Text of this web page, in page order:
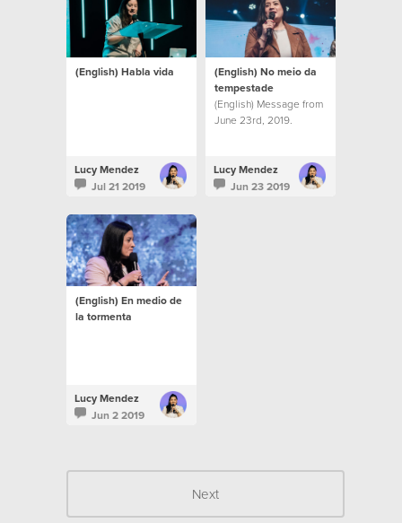
(English) Habla vida
Lucy Mendez
Jul 21 2019
(English) No meio da
tempestade
(English) Message from
June 23rd, 2019.
Lucy Mendez
Jun 23 2019
(English) En medio de
la tormenta
Lucy Mendez
Jun 2 2019
Next